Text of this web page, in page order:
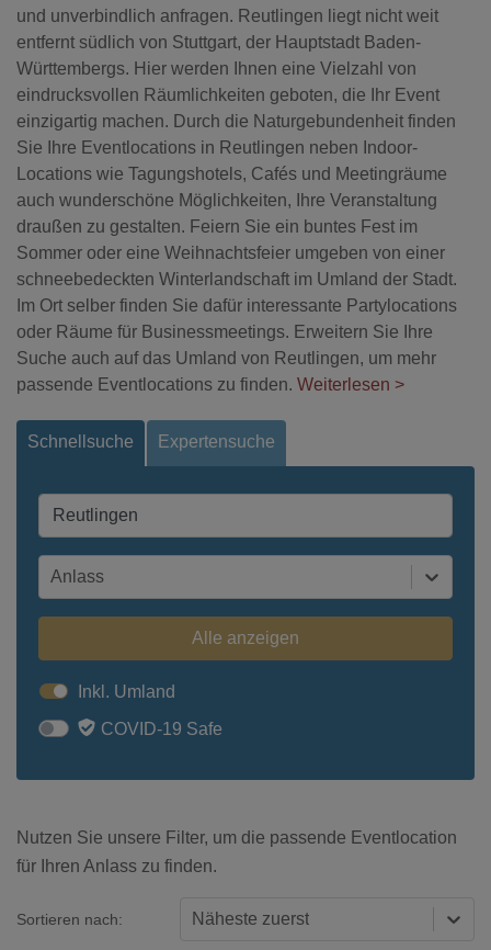
und unverbindlich anfragen. Reutlingen liegt nicht weit
entfernt südlich von Stuttgart, der Hauptstadt Baden-
Württembergs. Hier werden Ihnen eine Vielzahl von
eindrucksvollen Räumlichkeiten geboten, die Ihr Event
einzigartig machen. Durch die Naturgebundenheit finden
Sie Ihre Eventlocations in Reutlingen neben Indoor-
Locations wie Tagungshotels, Cafés und Meetingräume
auch wunderschöne Möglichkeiten, Ihre Veranstaltung
draußen zu gestalten. Feiern Sie ein buntes Fest im
Sommer oder eine Weihnachtsfeier umgeben von einer
schneebedeckten Winterlandschaft im Umland der Stadt.
Im Ort selber finden Sie dafür interessante Partylocations
oder Räume für Businessmeetings. Erweitern Sie Ihre
Suche auch auf das Umland von Reutlingen, um mehr
passende Eventlocations zu finden. Weiterlesen >
Schnellsuche Expertensuche
Anlass
Alle anzeigen
Inkl. Umland
COVID-19 Safe
Nutzen Sie unsere Filter, um die passende Eventlocation
für Ihren Anlass zu finden.
Sortieren nach: Näheste zuerst